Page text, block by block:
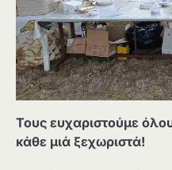
Τους ευχαριστούμε
κάθε μιά ξεχωριστά!